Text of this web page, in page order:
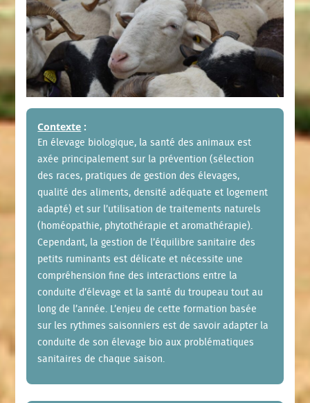
Contexte :
En élevage biologique, la santé des animaux est
axée principalement sur la prévention (sélection
des races, pratiques de gestion des élevages,
qualité des aliments, densité adéquate et logement
adapté) et sur l’utilisation de traitements naturels
(homéopathie, phytothérapie et aromathérapie).
Cependant, la gestion de l’équilibre sanitaire des
petits ruminants est délicate et nécessite une
compréhension fine des interactions entre la
conduite d’élevage et la santé du troupeau tout au
long de l’année. L’enjeu de cette formation basée
sur les rythmes saisonniers est de savoir adapter la
conduite de son élevage bio aux problématiques
sanitaires de chaque saison.